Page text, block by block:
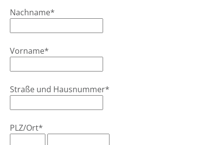
Nachname*
Vorname*
Straße und Hausnummer*
PLZ/Ort*